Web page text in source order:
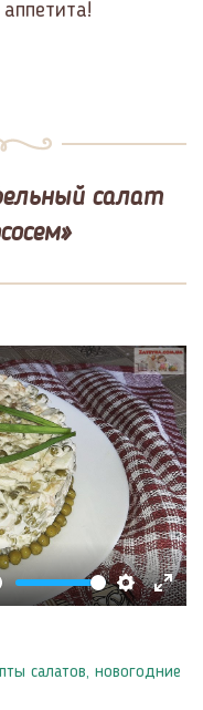
салат
Settings
Enter
салатов, новогодние